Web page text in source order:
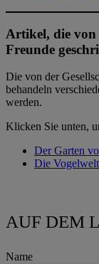
Artikel, die von
Freunde
Die von der
behandeln
werden.
Klicken Sie unten,
Der Garten
Die
AUF DEM
Name